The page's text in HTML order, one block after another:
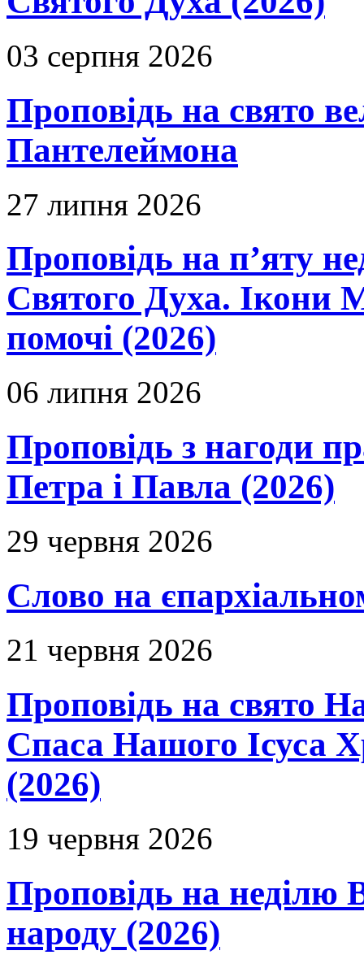
03 серпня 2026
Проповідь на свято
Пантелеймона
27 липня 2026
Проповідь на п’яту
Святого Духа. Ікони
помочі (2026)
06 липня 2026
Проповідь з нагоди
Петра і Павла (2026)
29 червня 2026
Слово на
21 червня 2026
Проповідь на свято
Спаса Нашого Ісуса
(2026)
19 червня 2026
Проповідь на неділю
народу (2026)